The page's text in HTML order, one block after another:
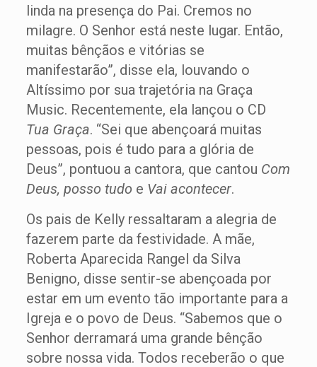
linda na presença do Pai. Cremos no
milagre. O Senhor está neste lugar. Então,
muitas bênçãos e vitórias se
manifestarão”, disse ela, louvando o
Altíssimo por sua trajetória na Graça
Music. Recentemente, ela lançou o CD
Tua Graça. “Sei que abençoará muitas
pessoas, pois é tudo para a glória de
Deus”, pontuou a cantora, que cantou Com
Deus, posso tudo e Vai acontecer.
Os pais de Kelly ressaltaram a alegria de
fazerem parte da festividade. A mãe,
Roberta Aparecida Rangel da Silva
Benigno, disse sentir-se abençoada por
estar em um evento tão importante para a
Igreja e o povo de Deus. “Sabemos que o
Senhor derramará uma grande bênção
sobre nossa vida. Todos receberão o que